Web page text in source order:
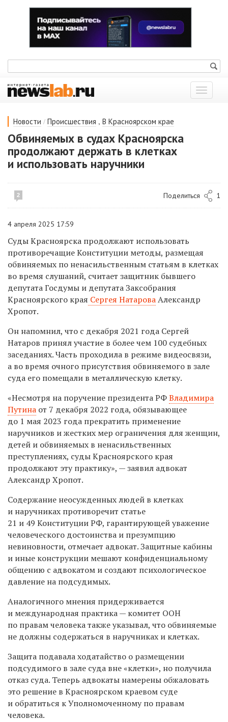
Показать
меню
Новости / Происшествия , В Красноярском крае
Обвиняемых в судах Красноярска
продолжают держать в клетках
и использовать наручники
2 Поделиться 1
4 апреля 2025 17:59
Суды Красноярска продолжают использовать
противоречащие Конституции методы, размещая
обвиняемых по ненасильственным статьям в клетках
во время слушаний, считает защитник бывшего
депутата Госдумы и депутата Заксобрания
Красноярского края Сергея НатароваАлександр
Хропот.
Он напомнил, что с декабря 2021 года Сергей
Натаров принял участие в более чем 100 судебных
заседаниях. Часть проходила в режиме видеосвязи,
а во время очного присутствия обвиняемого в зале
суда его помещали в металлическую клетку.
«Несмотря на поручение президента РФВладимира
Путина от 7 декабря 2022 года, обязывающее
до 1 мая 2023 года прекратить применение
наручников и жестких мер ограничения для женщин,
детей и обвиняемых в ненасильственных
преступлениях, суды Красноярского края
продолжают эту практику», — заявил адвокат
Александр Хропот.
Содержание неосужденных людей в клетках
и наручниках противоречит статье
21 и 49 Конституции РФ, гарантирующей уважение
человеческого достоинства и презумпцию
невиновности, отмечает адвокат. Защитные кабины
и иные конструкции мешают конфиденциальному
общению с адвокатом и создают психологическое
давление на подсудимых.
Аналогичного мнения придерживается
и международная практика— комитет ООН
по правам человека также указывал, что обвиняемые
не должны содержаться в наручниках и клетках.
Защита подавала ходатайство о размещении
подсудимого в зале суда вне«клетки», но получила
отказ суда. Теперь адвокаты намерены обжаловать
это решение в Красноярском краевом суде
и обратиться к Уполномоченному по правам
человека.